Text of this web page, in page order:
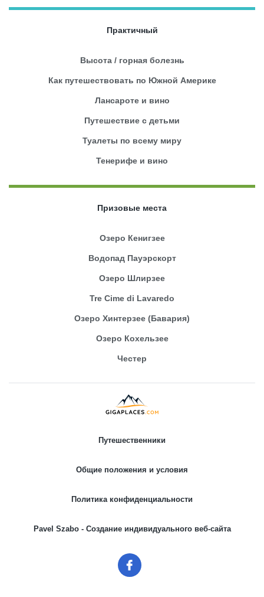
Практичный
Высота / горная болезнь
Как путешествовать по Южной Америке
Лансароте и вино
Путешествие с детьми
Туалеты по всему миру
Тенерифе и вино
Призовые места
Озеро Кенигзее
Водопад Пауэрскорт
Озеро Шлирзее
Tre Cime di Lavaredo
Озеро Хинтерзее (Бавария)
Озеро Кохельзее
Честер
Путешественники
Общие положения и условия
Политика конфиденциальности
Pavel Szabo - Создание индивидуального веб-сайта